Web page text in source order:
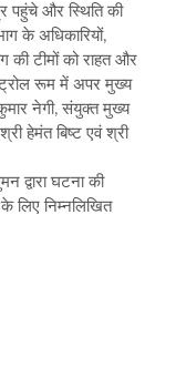
पहुंचे और स्थिति की
के अधिकारियों,
टीमों को राहत और
रूम में अपर मुख्य
नेगी, संयुक्त मुख्य
हेमंत बिष्ट एवं श्री
द्वारा घटना की
लिए निम्नलिखित